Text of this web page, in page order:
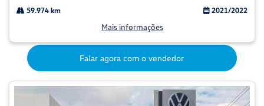
59.974 km 2021/2022
Mais informações
Falar agora com o vendedor